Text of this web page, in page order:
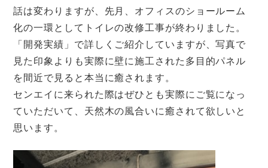
話は変わりますが、先月、オフィスのショールーム
化の一環としてトイレの改修工事が終わりました。
「開発実績」で詳しくご紹介していますが、写真で
見た印象よりも実際に壁に施工された多目的パネル
を間近で見ると本当に癒されます。
センエイに来られた際はぜひとも実際にご覧になっ
ていただいて、天然木の風合いに癒されて欲しいと
思います。